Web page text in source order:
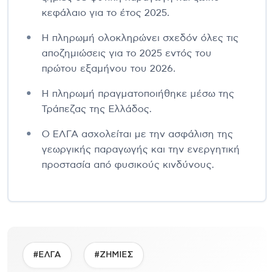
κεφάλαιο για το έτος 2025.
Η πληρωμή ολοκληρώνει σχεδόν όλες τις
αποζημιώσεις για το 2025 εντός του
πρώτου εξαμήνου του 2026.
Η πληρωμή πραγματοποιήθηκε μέσω της
Τράπεζας της Ελλάδος.
Ο ΕΛΓΑ ασχολείται με την ασφάλιση της
γεωργικής παραγωγής και την ενεργητική
προστασία από φυσικούς κινδύνους.
#ΕΛΓΑ #ΖΗΜΙΕΣ